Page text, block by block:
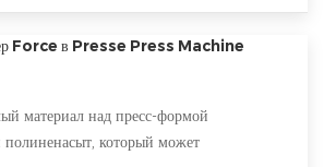
Force в Presse Press Machine
материал над пресс-формой
полиненасыт, который может